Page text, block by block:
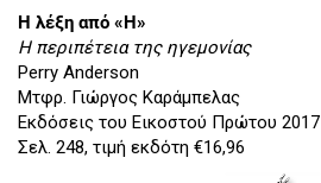
Η λέξη από «Η»
Η περιπέτεια της ηγεμονίας
Perry Anderson
Μτφρ. Γιώργος Καράμπελας
Εκδόσεις του Εικοστού Πρώτου 2017
Σελ. 248, τιμή εκδότη €16,96